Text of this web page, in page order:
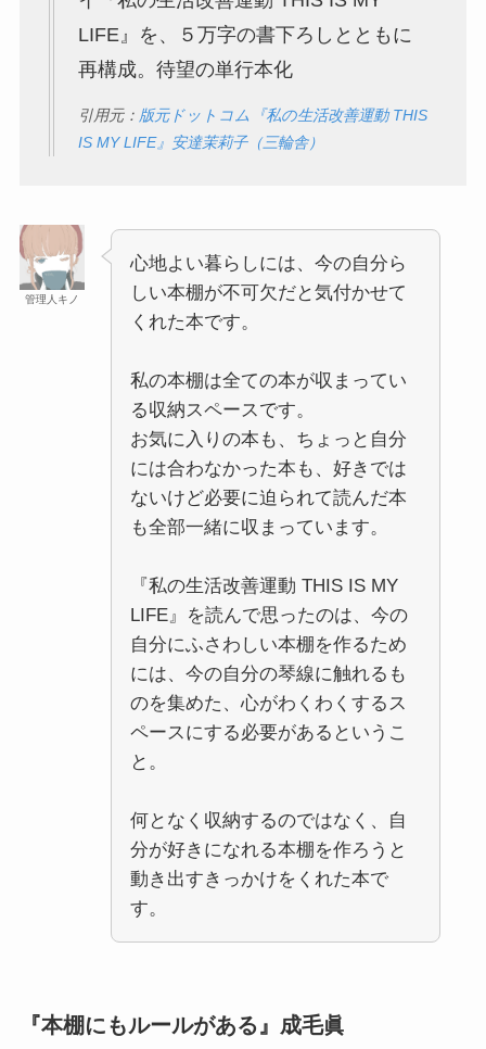
LIFE』を、５万字の書下ろしとともに
再構成。待望の単行本化
引用元： 版元ドットコム『私の生活改善運動 THIS
IS MY LIFE』安達茉莉子（三輪舎）
管理人キノ
心地よい暮らしには、今の自分ら
しい本棚が不可欠だと気付かせて
くれた本です。
私の本棚は全ての本が収まってい
る収納スペースです。
お気に入りの本も、ちょっと自分
には合わなかった本も、好きでは
ないけど必要に迫られて読んだ本
も全部一緒に収まっています。
『私の生活改善運動 THIS IS MY
LIFE』を読んで思ったのは、今の
自分にふさわしい本棚を作るため
には、今の自分の琴線に触れるも
のを集めた、心がわくわくするス
ペースにする必要があるというこ
と。
何となく収納するのではなく、自
分が好きになれる本棚を作ろうと
動き出すきっかけをくれた本で
す。
『本棚にもルールがある』成毛眞